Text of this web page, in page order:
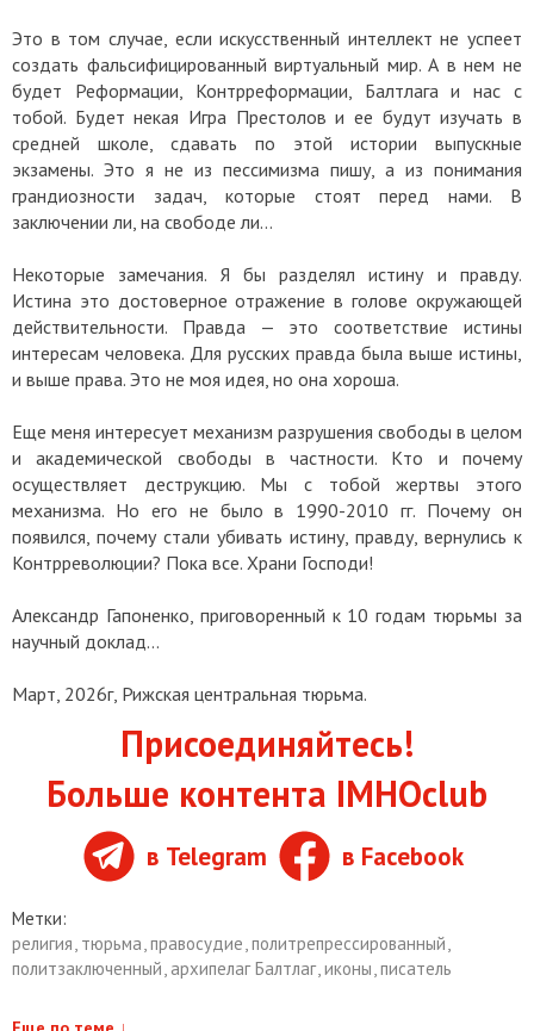
Это в том случае, если искусственный интеллект не успеет
создать фальсифицированный виртуальный мир. А в нем не
будет Реформации, Контрреформации, Балтлага и нас с
тобой. Будет некая Игра Престолов и ее будут изучать в
средней школе, сдавать по этой истории выпускные
экзамены. Это я не из пессимизма пишу, а из понимания
грандиозности задач, которые стоят перед нами. В
заключении ли, на свободе ли…
Некоторые замечания. Я бы разделял истину и правду.
Истина это достоверное отражение в голове окружающей
действительности. Правда — это соответствие истины
интересам человека. Для русских правда была выше истины,
и выше права. Это не моя идея, но она хороша.
Еще меня интересует механизм разрушения свободы в целом
и академической свободы в частности. Кто и почему
осуществляет деструкцию. Мы с тобой жертвы этого
механизма. Но его не было в 1990-2010 гг. Почему он
появился, почему стали убивать истину, правду, вернулись к
Контрреволюции? Пока все. Храни Господи!
Александр Гапоненко, приговоренный к 10 годам тюрьмы за
научный доклад…
Март, 2026г, Рижская центральная тюрьма.
Присоединяйтесь!
Больше контента IMHOclub
в Telegram в Facebook
Метки:
религия, тюрьма,правосудие,политрепрессированный,
политзаключенный, архипелаг Балтлаг,иконы,писатель